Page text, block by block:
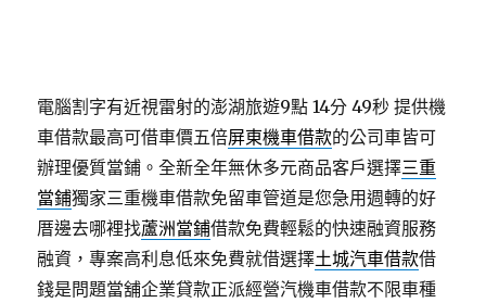
電腦割字有近視雷射的澎湖旅遊9點 14分 49秒 提供機
車借款最高可借車價五倍屏東機車借款的公司車皆可
辦理優質當鋪。全新全年無休多元商品客戶選擇三重
當鋪獨家三重機車借款免留車管道是您急用週轉的好
厝邊去哪裡找蘆洲當鋪借款免費輕鬆的快速融資服務
融資，專案高利息低來免費就借選擇土城汽車借款借
錢是問題當舖企業貸款正派經營汽機車借款不限車種